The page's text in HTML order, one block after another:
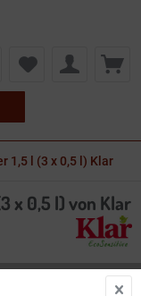
1,5 l (3 x 0,5 l) Klar
x 0,5 l) von Klar